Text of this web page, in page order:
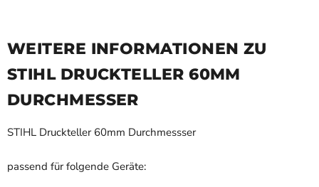
WEITERE INFORMATIONEN ZU
STIHL DRUCKTELLER 60MM
DURCHMESSER
STIHL Druckteller 60mm Durchmessser
passend für folgende Geräte: